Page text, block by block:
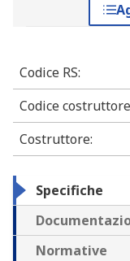
Codice RS:
Codice costruttore
Costruttore:
Specifiche
Normative